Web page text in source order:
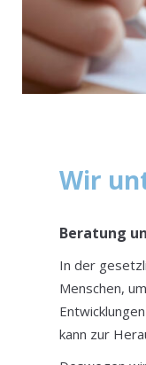
Wir
Beratung
In der
Menschen,
kann zur